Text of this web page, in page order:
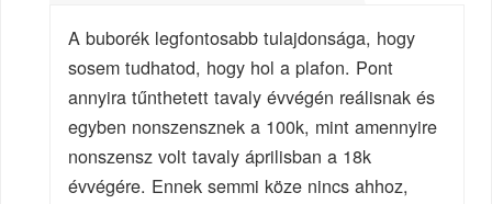
A buborék legfontosabb tulajdonsága, hogy
sosem tudhatod, hogy hol a plafon. Pont
annyira tűnthetett tavaly évvégén reálisnak és
egyben nonszensznek a 100k, mint amennyire
nonszensz volt tavaly áprilisban a 18k
évvégére. Ennek semmi köze nincs ahhoz,